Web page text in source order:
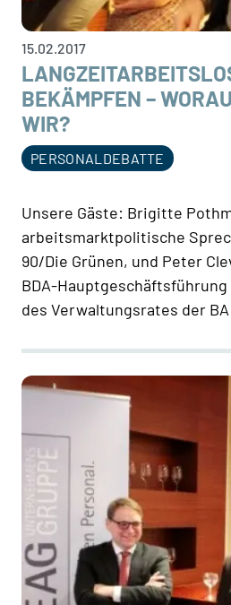
15.02.2017
BEKÄMPFEN –
WIR?
PERSONALDEBATTE
Unsere Gäste: Brigitte
arbeitsmarktpolitische
90/Die Grünen, und Peter
BDA-
des Verwaltungsrates der BA